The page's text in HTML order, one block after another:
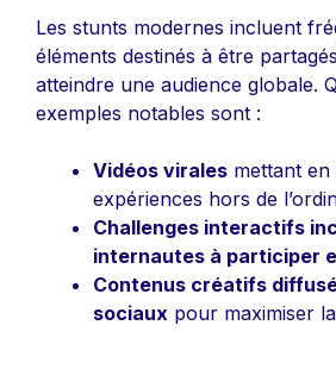
Les stunts modernes incluent
éléments destinés à être
atteindre une audience globale.
exemples notables sont :
Vidéos virales mettant en
expériences hors de
Challenges interactifs
internautes à participer
Contenus créatifs
sociaux pour maximiser